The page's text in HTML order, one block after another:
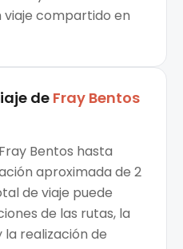
viaje compartido en
de Fray Bentos
Bentos hasta
aproximada de 2
de viaje puede
de las rutas, la
realización de